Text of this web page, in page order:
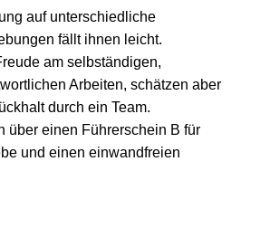
auf unterschiedliche
fällt ihnen leicht.
am selbständigen,
Arbeiten, schätzen aber
durch ein Team.
über einen Führerschein B für
und einen einwandfreien